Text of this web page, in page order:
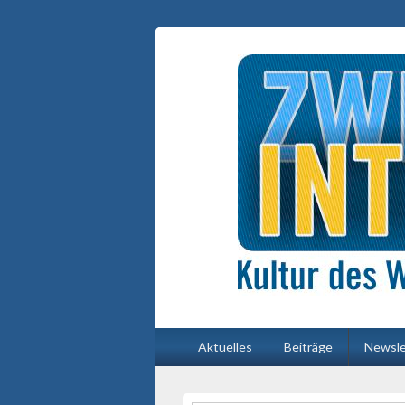
Primäres
Menü
Aktuelles Beiträge